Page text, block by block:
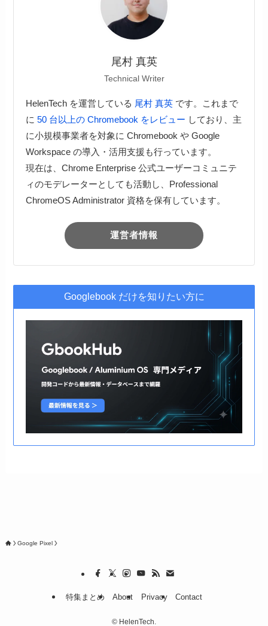
尾村 真英
Technical Writer
HelenTech を運営している 尾村 真英です。これまで
に 50 台以上の Chromebook をレビュー しており、主
に小規模事業者を対象に Chromebook や Google
Workspace の導入・活用支援も行っています。
現在は、Chrome Enterprise 公式ユーザーコミュニテ
ィのモデレーターとしても活動し、Professional
ChromeOS Administrator 資格を保有しています。
運営者情報
Googlebook だけを知りたい方に
Google Pixel
特集まとめ About Privacy Contact
© HelenTech.